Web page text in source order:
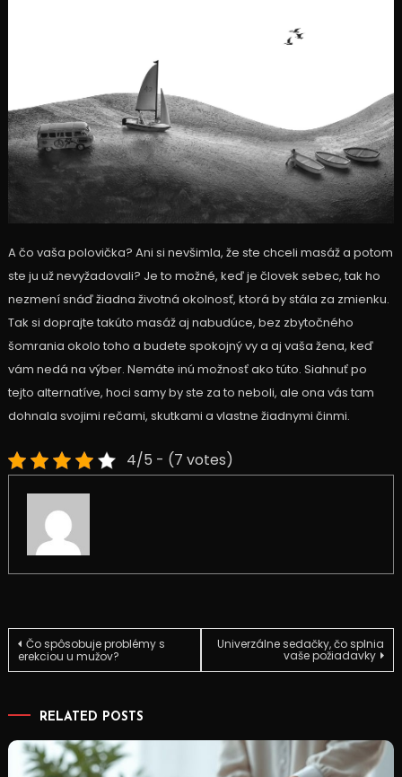
A čo vaša polovička? Ani si nevšimla, že ste chceli masáž a potom
ste ju už nevyžadovali? Je to možné, keď je človek sebec, tak ho
nezmení snáď žiadna životná okolnosť, ktorá by stála za zmienku.
Tak si doprajte takúto masáž aj nabudúce, bez zbytočného
šomrania okolo toho a budete spokojný vy a aj vaša žena, keď
vám nedá na výber. Nemáte inú možnosť ako túto. Siahnuť po
tejto alternatíve, hoci samy by ste za to neboli, ale ona vás tam
dohnala svojimi rečami, skutkami a vlastne žiadnymi činmi.
4/5 - (7 votes)
Navigace
příspěvek
Čo spôsobuje problémy s
erekciou u mužov?
Univerzálne sedačky, čo splnia
vaše požiadavky
RELATED POSTS